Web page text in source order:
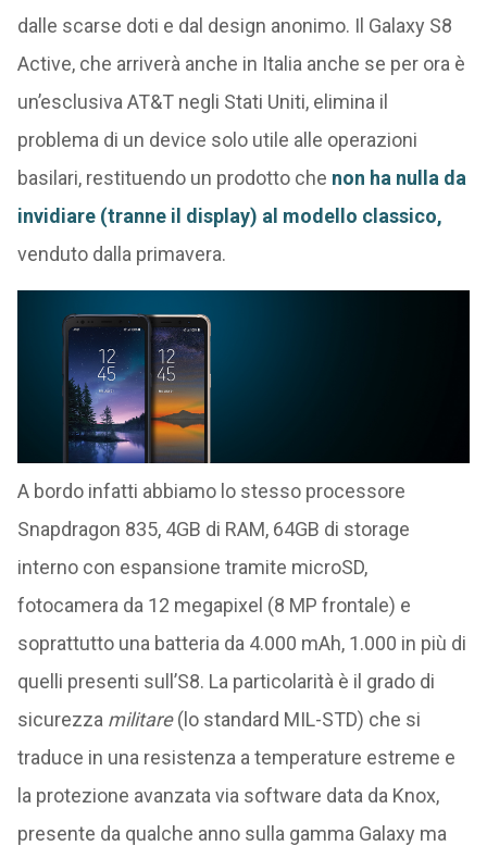
dalle scarse doti e dal design anonimo. Il Galaxy S8
Active, che arriverà anche in Italia anche se per ora è
un’esclusiva AT&T negli Stati Uniti, elimina il
problema di un device solo utile alle operazioni
basilari, restituendo un prodotto che non ha nulla da
invidiare (tranne il display) al modello classico,
venduto dalla primavera.
A bordo infatti abbiamo lo stesso processore
Snapdragon 835, 4GB di RAM, 64GB di storage
interno con espansione tramite microSD,
fotocamera da 12 megapixel (8 MP frontale) e
soprattutto una batteria da 4.000 mAh, 1.000 in più di
quelli presenti sull’S8. La particolarità è il grado di
sicurezza militare(lo standard MIL-STD) che si
traduce in una resistenza a temperature estreme e
la protezione avanzata via software data da Knox,
presente da qualche anno sulla gamma Galaxy ma